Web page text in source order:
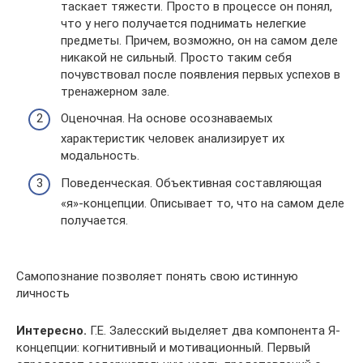
таскает тяжести. Просто в процессе он понял,
что у него получается поднимать нелегкие
предметы. Причем, возможно, он на самом деле
никакой не сильный. Просто таким себя
почувствовал после появления первых успехов в
тренажерном зале.
Оценочная. На основе осознаваемых
характеристик человек анализирует их
модальность.
Поведенческая. Объективная составляющая
«я»-концепции. Описывает то, что на самом деле
получается.
Самопознание позволяет понять свою истинную
личность
Интересно. Г.Е. Залесский выделяет два компонента Я-
концепции: когнитивный и мотивационный. Первый